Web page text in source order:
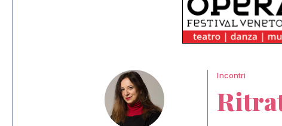
Incontri